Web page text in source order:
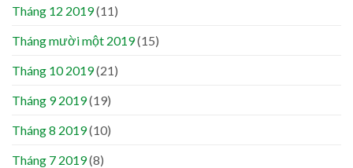
Tháng 12 2019(11)
Tháng mười một 2019(15)
Tháng 10 2019(21)
Tháng 9 2019(19)
Tháng 8 2019(10)
Tháng 7 2019(8)